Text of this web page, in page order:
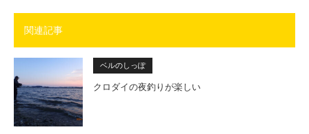
関連記事
ベルのしっぽ
クロダイの夜釣りが楽しい